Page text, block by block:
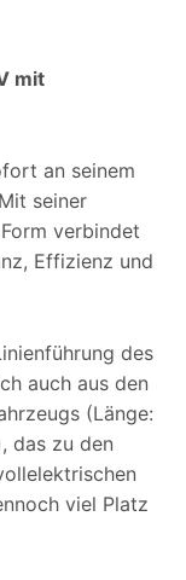
mit
an seinem
seiner
verbindet
Effizienz und
des
auch aus den
(Länge:
das zu den
viel Platz